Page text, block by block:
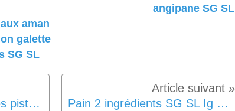
aman
galette
SG SL
angipane SG SL
Granola bowl framboises pistaches SG SL Pain 2 ingrédients SG SL Ig Bas